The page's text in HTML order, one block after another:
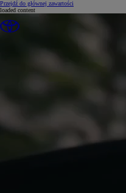
Przejdź do głównej zawartości
loaded content